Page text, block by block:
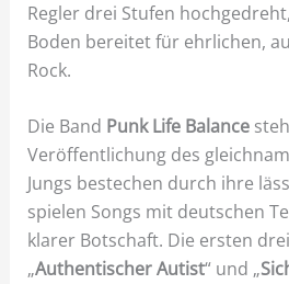
Regler drei Stufen
Boden bereitet für ehrlichen,
Rock.
Die Band Punk Life Balance
Veröffentlichung des
Jungs bestechen durch ihre
spielen Songs mit deutschen
klarer Botschaft. Die ersten
„Authentischer Autist“ und „